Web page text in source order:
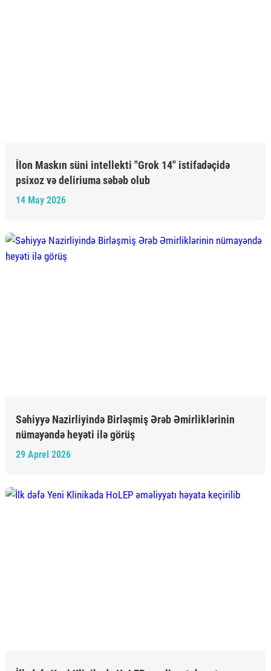
İlon Maskın süni intellekti "Grok 14" istifadəçidə
psixoz və deliriuma səbəb olub
14 May 2026
Səhiyyə Nazirliyində Birləşmiş Ərəb Əmirliklərinin
nümayəndə heyəti ilə görüş
29 Aprel 2026